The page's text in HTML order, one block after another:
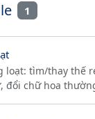
1
loạt: tìm/thay thế
đổi chữ hoa